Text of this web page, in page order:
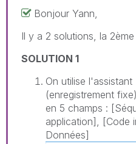
Bonjour Yann,
Il y a 2 solutions, la
SOLUTION 1
On utilise
(enregistrement
en 5 champs :
application], [Code
Données]